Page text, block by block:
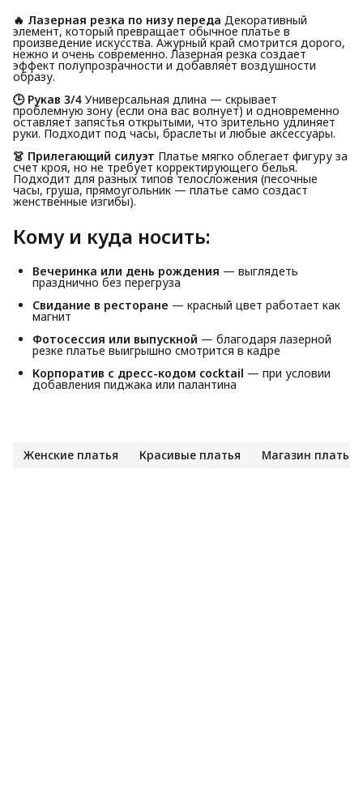
🔥 Лазерная резка по низу переда Декоративный
элемент, который превращает обычное платье в
произведение искусства. Ажурный край смотрится дорого,
нежно и очень современно. Лазерная резка создает
эффект полупрозрачности и добавляет воздушности
образу.
🕒 Рукав 3/4 Универсальная длина — скрывает
проблемную зону (если она вас волнует) и одновременно
оставляет запястья открытыми, что зрительно удлиняет
руки. Подходит под часы, браслеты и любые аксессуары.
👗 Прилегающий силуэт Платье мягко облегает фигуру за
счет кроя, но не требует корректирующего белья.
Подходит для разных типов телосложения (песочные
часы, груша, прямоугольник — платье само создаст
женственные изгибы).
Кому и куда носить:
Вечеринка или день рождения — выглядеть
празднично без перегруза
Свидание в ресторане — красный цвет работает как
магнит
Фотосессия или выпускной — благодаря лазерной
резке платье выигрышно смотрится в кадре
Корпоратив с дресс-кодом cocktail — при условии
добавления пиджака или палантина
Женские платья Красивые платья Магазин платьев